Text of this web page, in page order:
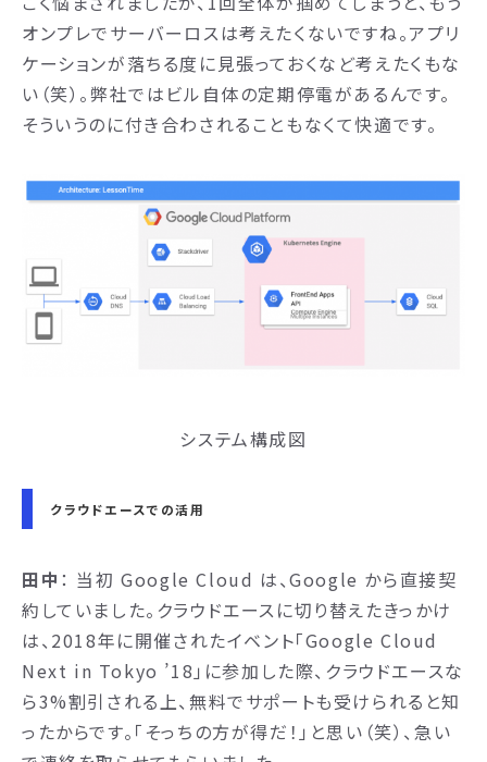
オンプレでサーバーロスは考えたくないですね。アプリ
ケーションが落ちる度に見張っておくなど考えたくもな
い（笑）。弊社ではビル自体の定期停電があるんです。
そういうのに付き合わされることもなくて快適です。
システム構成図
クラウドエースでの活用
田中 ： 当初 Google Cloud は、Google から直接契
約していました。クラウドエースに切り替えたきっかけ
は、2018年に開催されたイベント「Google Cloud
Next in Tokyo ’18」に参加した際、クラウドエースな
ら3%割引される上、無料でサポートも受けられると知
ったからです。「そっちの方が得だ！」と思い（笑）、急い